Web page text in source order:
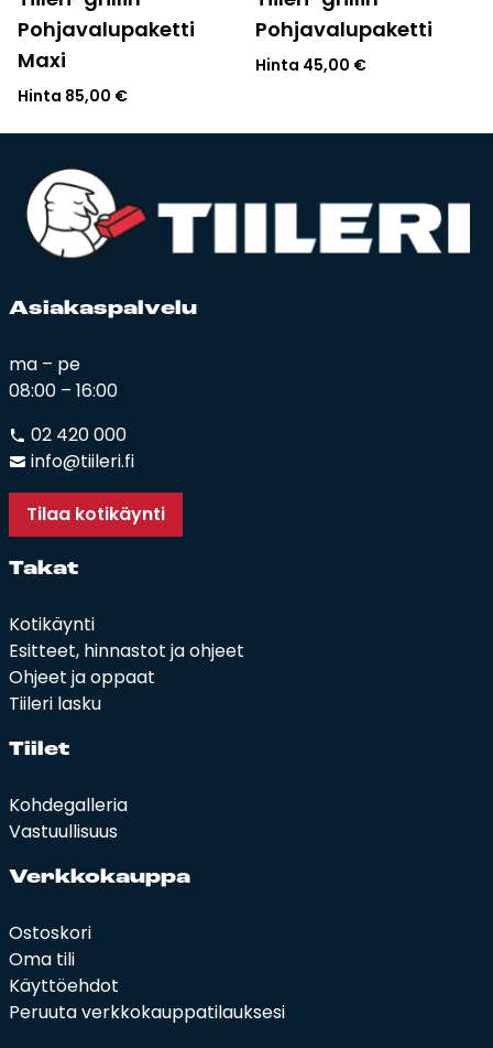
Pohjavalupaketti
Maxi
Hinta 85,00 €
Pohjavalupaketti
Hinta 45,00 €
Asia­kas­pal­ve­lu
ma – pe
08:00 – 16:00
02 420 000
info@tiileri.fi
Tilaa kotikäynti
Ta­kat
Kotikäynti
Esitteet, hinnastot ja ohjeet
Ohjeet ja oppaat
Tiileri lasku
Tii­let
Kohdegalleria
Vastuullisuus
Verk­ko­kaup­pa
Ostoskori
Oma tili
Käyttöehdot
Peruuta verkkokauppatilauksesi